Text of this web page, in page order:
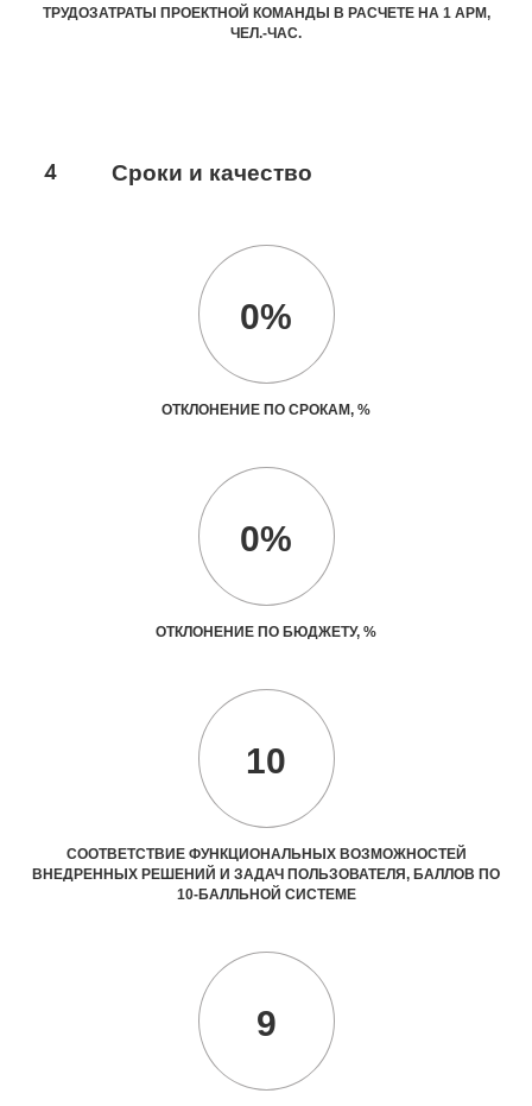
ТРУДОЗАТРАТЫ ПРОЕКТНОЙ КОМАНДЫ В РАСЧЕТЕ НА 1 АРМ,
ЧЕЛ.-ЧАС.
4 Сроки и качество
0%
ОТКЛОНЕНИЕ ПО СРОКАМ, %
0%
ОТКЛОНЕНИЕ ПО БЮДЖЕТУ, %
10
СООТВЕТСТВИЕ ФУНКЦИОНАЛЬНЫХ ВОЗМОЖНОСТЕЙ
ВНЕДРЕННЫХ РЕШЕНИЙ И ЗАДАЧ ПОЛЬЗОВАТЕЛЯ, БАЛЛОВ ПО
10-БАЛЛЬНОЙ СИСТЕМЕ
9